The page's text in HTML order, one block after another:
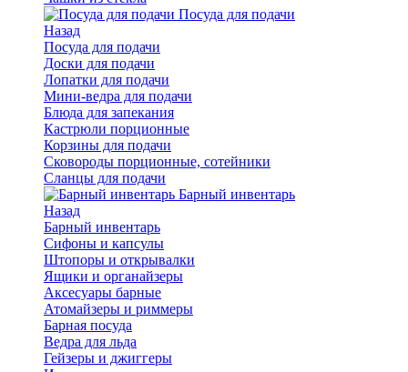
Посуда для подачи
Назад
Посуда для подачи
Доски для подачи
Лопатки для подачи
Мини-ведра для подачи
Блюда для запекания
Кастрюли порционные
Корзины для подачи
Сковороды порционные, сотейники
Сланцы для подачи
Барный инвентарь
Назад
Барный инвентарь
Сифоны и капсулы
Штопоры и открывалки
Ящики и органайзеры
Аксесуары барные
Атомайзеры и риммеры
Барная посуда
Ведра для льда
Гейзеры и джиггеры